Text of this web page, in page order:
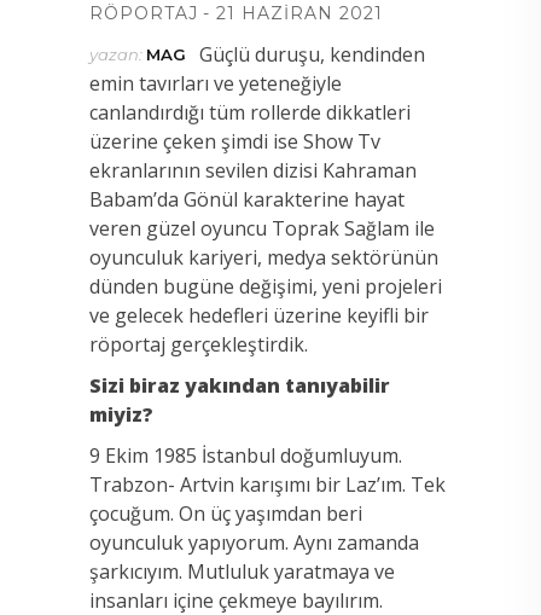
RÖPORTAJ 21 HAZIRAN 2021
yazan: MAG
Güçlü duruşu, kendinden
emin tavırları ve yeteneğiyle
canlandırdığı tüm rollerde dikkatleri
üzerine çeken şimdi ise Show Tv
ekranlarının sevilen dizisi Kahraman
Babam’da Gönül karakterine hayat
veren güzel oyuncu Toprak Sağlam ile
oyunculuk kariyeri, medya sektörünün
dünden bugüne değişimi, yeni projeleri
ve gelecek hedefleri üzerine keyifli bir
röportaj gerçekleştirdik.
Sizi biraz yakından tanıyabilir
miyiz?
9 Ekim 1985 İstanbul doğumluyum.
Trabzon- Artvin karışımı bir Laz’ım. Tek
çocuğum. On üç yaşımdan beri
oyunculuk yapıyorum. Aynı zamanda
şarkıcıyım. Mutluluk yaratmaya ve
insanları içine çekmeye bayılırım.